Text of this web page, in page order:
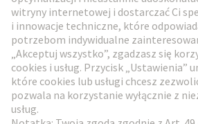
Przejdź do rejestracji
Social Media